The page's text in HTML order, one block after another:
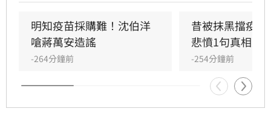
台北市長蔣萬安今反擊表示，民眾對於疫情期間
搶打疫苗的慘痛經驗，以及政府疑似阻擋民間採
購、護航特定業者的記憶絕不會被洗掉。
明知疫苗採購難！沈伯洋
嗆蔣萬安造謠
-264分鐘前
昔被抹黑擋疫
悲憤1句真相大
-254分鐘前